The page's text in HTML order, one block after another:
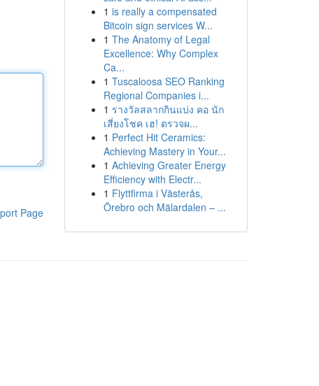
Page
1 is really a compensated
Bitcoin sign services W...
1 The Anatomy of Legal
Excellence: Why Complex
Ca...
1 Tuscaloosa SEO Ranking
Regional Companies i...
1 รางวัลสลากกินแบ่ง คอ นัก
เสี่ยงโชค เฮ! ตรวจผ...
1 Perfect Hit Ceramics:
Achieving Mastery in Your...
1 Achieving Greater Energy
Efficiency with Electr...
1 Flyttfirma i Västerås,
Örebro och Mälardalen – ...